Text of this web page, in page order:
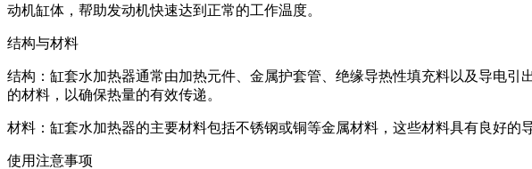
动机缸体，帮助发动机快速达到正常的工作温度。
结构与材料
结构：缸套水加热器通常由加热元件、金属护套管、绝缘导热性填充料以及导电
的材料，以确保热量的有效传递。
材料：缸套水加热器的主要材料包括不锈钢或铜等金属材料，这些材料具有良好的
使用注意事项